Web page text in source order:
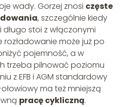
wady. Gorzej znosi częste
, szczególnie kiedy
stoi z włączonymi
rozładowanie może już po
pojemność, a w
trzeba pilnować poziomu
z EFB i AGM standardowy
ma też mniejszą
pracę cykliczną.